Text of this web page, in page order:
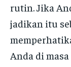
rutin. Jika
jadikan itu
Anda di